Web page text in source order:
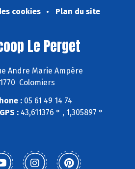
cookies
Plan du site
Le Perget
Andre Marie Ampère
Colomiers
:05 61 49 14 74
: 43,611376 ° , 1,305897 °